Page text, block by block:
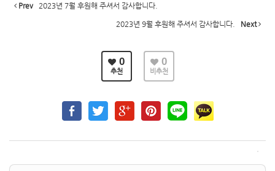
Prev 2023년 7월 후원해 주셔서 감사합니다.
2023년 9월 후원해 주셔서 감사합니다. Next
0
추천
0
비추천